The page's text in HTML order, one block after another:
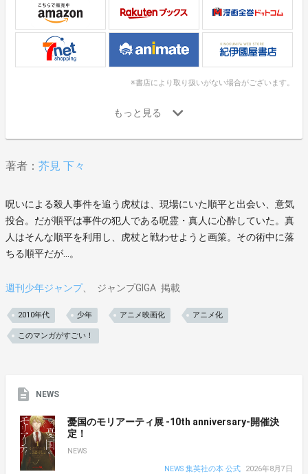
※書店により取り扱いがない場合がございます。
著者： 芥見 下々
呪いによる殺人事件を追う虎杖は、現場にいた順平と出会い、意気
投合。だが順平は事件の犯人である呪霊・真人に心酔していた。真
人はそんな順平を利用し、虎杖と戦わせようと画策。その術中に落
ちる順平だが…。
週刊少年ジャンプ ジャンプGIGA 掲載
2010年代 少年 アニメ映画化 アニメ化
このマンガがすごい！
NEWS
憂国のモリアーティ展 -10th anniversary-開催決
定！
NEWS
NEWS 集英社の本 公式
2026年8月7日